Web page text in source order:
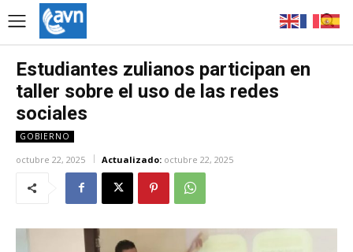
Estudiantes zulianos participan en
taller sobre el uso de las redes
sociales
GOBIERNO
octubre 22, 2025 Actualizado: octubre 22, 2025